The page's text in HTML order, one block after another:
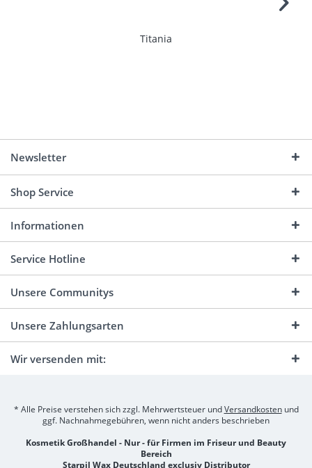
Titania
Newsletter
Shop Service
Informationen
Service Hotline
Unsere Communitys
Unsere Zahlungsarten
Wir versenden mit:
* Alle Preise verstehen sich zzgl. Mehrwertsteuer undVersandkostenund
ggf. Nachnahmegebühren, wenn nicht anders beschrieben
Kosmetik Großhandel - Nur - für Firmen im Friseur und Beauty
Bereich
Starpil Wax Deutschland exclusiv Distributor